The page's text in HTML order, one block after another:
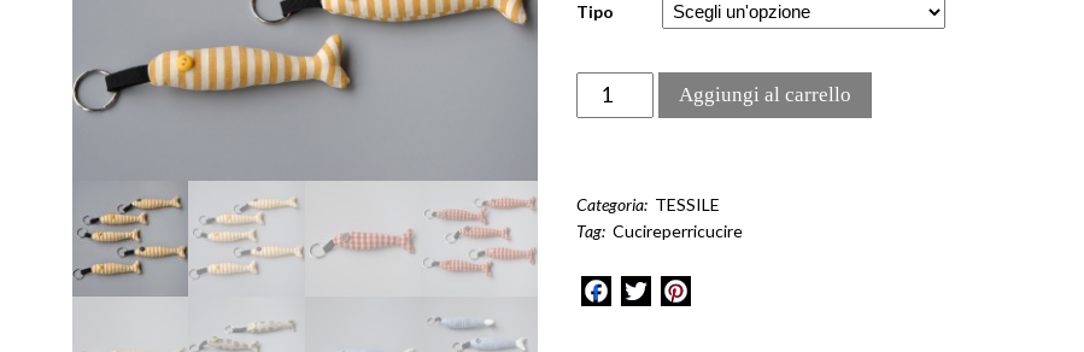
Tipo
Portachiavi
sardina
Aggiungi al carrello
Categoria: TESSILE
Tag: Cucireperricucire
Facebook
Twitter